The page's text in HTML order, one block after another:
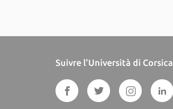
Suivre l'Università di Corsica